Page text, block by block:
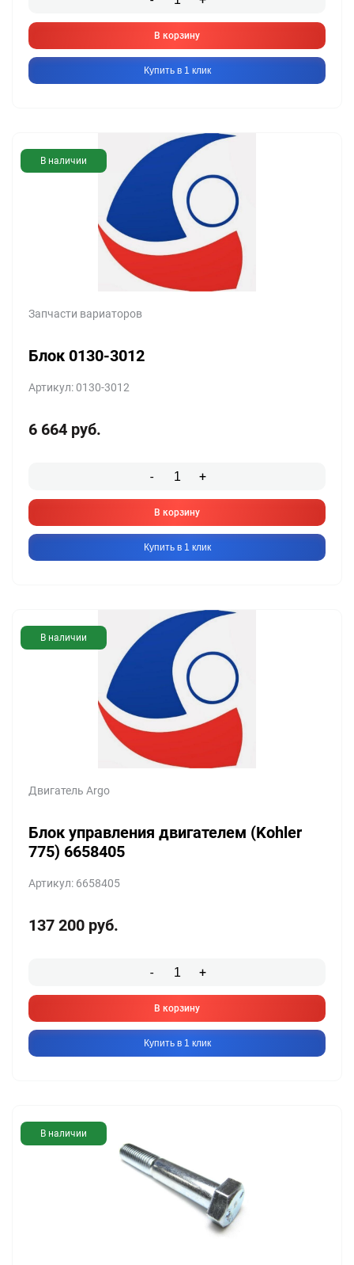
В корзину
Купить в 1 клик
В наличии
Запчасти вариаторов
Блок 0130-3012
Артикул: 0130-3012
6 664 руб.
- +
В корзину
Купить в 1 клик
В наличии
Двигатель Argo
Блок управления двигателем (Kohler
775) 6658405
Артикул: 6658405
137 200 руб.
- +
В корзину
Купить в 1 клик
В наличии